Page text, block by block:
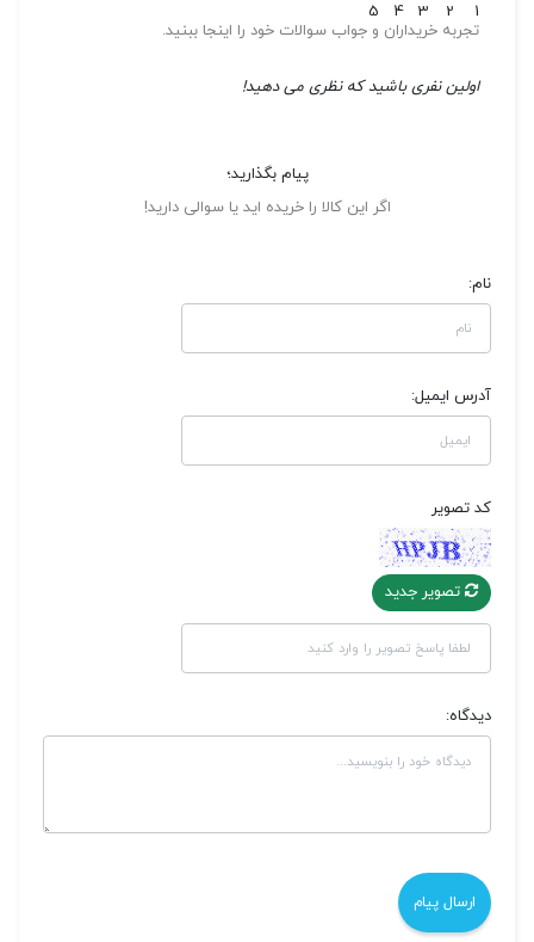
تجربه خریداران و جواب سوالات خود را اینجا ببنید.
اولین نفری باشید که نظری می دهید!
پیام بگذارید؛
اگر این کالا را خریده اید یا سوالی دارید!
نام:
آدرس ایمیل:
کد تصویر
تصویر جدید
دیدگاه: